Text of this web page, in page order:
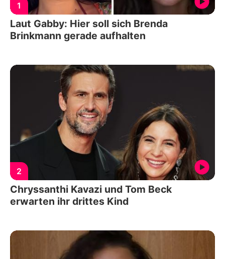
1
Laut Gabby: Hier soll sich Brenda
Brinkmann gerade aufhalten
2
Chryssanthi Kavazi und Tom Beck
erwarten ihr drittes Kind